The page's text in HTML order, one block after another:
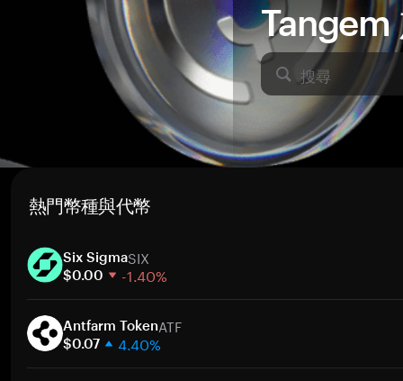
Tangem
搜尋
熱門幣種與代幣
Six SigmaSIX
$0.00 -1.40%
30 天
市值
Antfarm TokenATF
$0.07 4.40%